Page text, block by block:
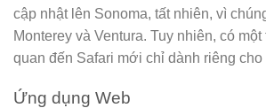
cập nhật lên Sonoma, tất nhiên, vì
Monterey và Ventura. Tuy nhiên, có
quan đến Safari mới chỉ dành riêng
Ứng dụng Web